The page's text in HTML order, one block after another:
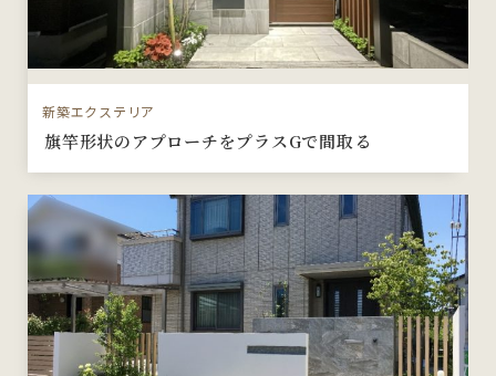
新築エクステリア
旗竿形状のアプローチをプラスGで間取る